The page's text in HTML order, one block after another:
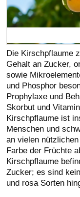
Die Kirschpflaume
Gehalt an Zucker,
sowie
und Phosphor
Prophylaxe und
Skorbut und
Kirschpflaume ist
Menschen und
an vielen
Farbe der Früchte
Kirschpflaume
Zucker; es sind
und rosa Sorten